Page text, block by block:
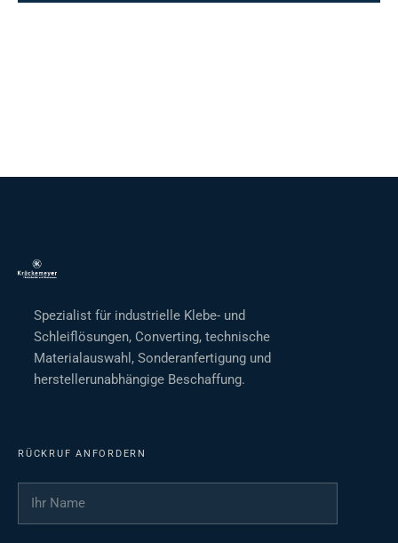
Spezialist für industrielle Klebe- und
Schleiflösungen, Converting, technische
Materialauswahl, Sonderanfertigung und
herstellerunabhängige Beschaffung.
RÜCKRUF ANFORDERN
Ihr Name